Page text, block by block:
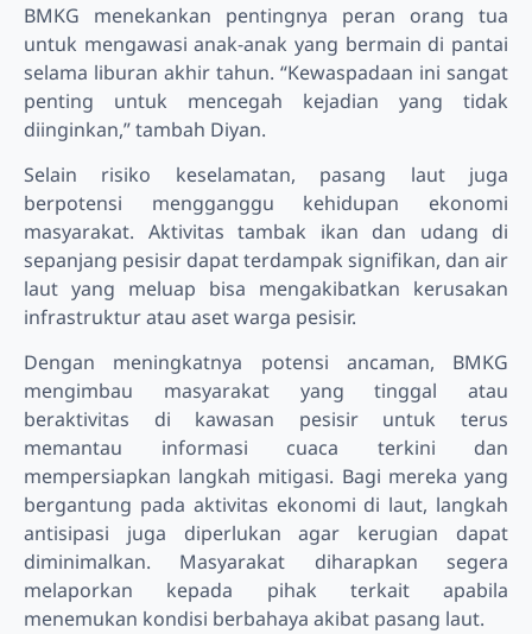
BMKG menekankan pentingnya peran orang tua
untuk mengawasi anak-anak yang bermain di pantai
selama liburan akhir tahun. “Kewaspadaan ini sangat
penting untuk mencegah kejadian yang tidak
diinginkan,” tambah Diyan.
Selain risiko keselamatan, pasang laut juga
berpotensi mengganggu kehidupan ekonomi
masyarakat. Aktivitas tambak ikan dan udang di
sepanjang pesisir dapat terdampak signifikan, dan air
laut yang meluap bisa mengakibatkan kerusakan
infrastruktur atau aset warga pesisir.
Dengan meningkatnya potensi ancaman, BMKG
mengimbau masyarakat yang tinggal atau
beraktivitas di kawasan pesisir untuk terus
memantau informasi cuaca terkini dan
mempersiapkan langkah mitigasi. Bagi mereka yang
bergantung pada aktivitas ekonomi di laut, langkah
antisipasi juga diperlukan agar kerugian dapat
diminimalkan. Masyarakat diharapkan segera
melaporkan kepada pihak terkait apabila
menemukan kondisi berbahaya akibat pasang laut.